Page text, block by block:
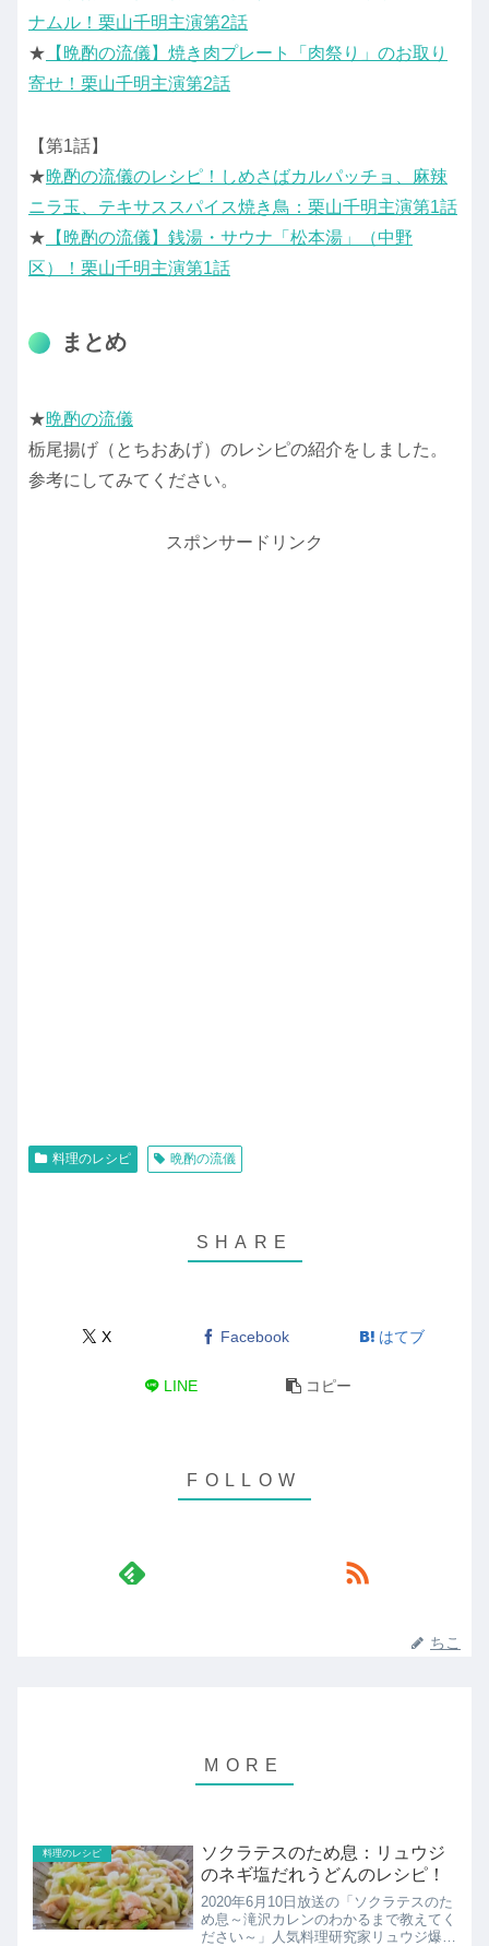
ナムル！栗山千明主演第2話
★ 【晩酌の流儀】焼き肉プレート「肉祭り」のお取り
寄せ！栗山千明主演第2話
【第1話】
★晩酌の流儀のレシピ！しめさばカルパッチョ、麻辣
ニラ玉、テキサススパイス焼き鳥：栗山千明主演第1話
★ 【晩酌の流儀】銭湯・サウナ「松本湯」（中野
区）！栗山千明主演第1話
まとめ
★晩酌の流儀
栃尾揚げ（とちおあげ）のレシピの紹介をしました。
参考にしてみてください。
スポンサードリンク
料理のレシピ 晩酌の流儀
X Facebook はてブ
LINE コピー
ちこ
料理のレシピ
ソクラテスのため息：リュウジ
のネギ塩だれうどんのレシピ！
2020年6月10日放送の「ソクラテスのた
め息～滝沢カレンのわかるまで教えてく
ださい～」人気料理研究家リュウジ爆速